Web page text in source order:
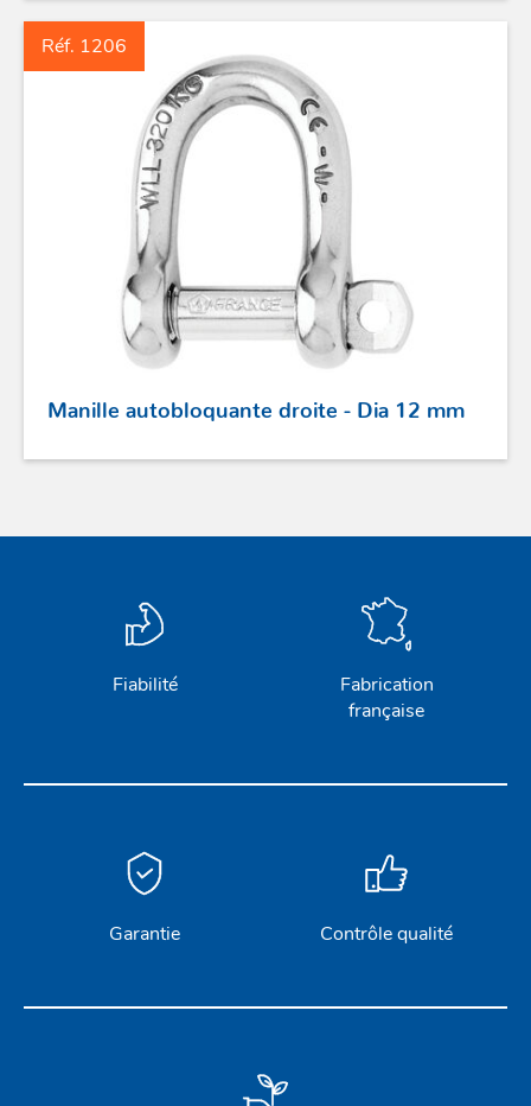
Réf. 1206
Manille autobloquante droite - Dia 12 mm
Fiabilité
Fabrication
française
Garantie Contrôle qualité